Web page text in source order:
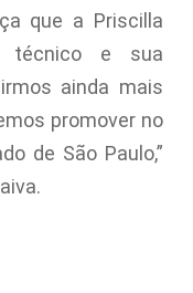
que a Priscilla
técnico e sua
ainda mais
promover no
de São Paulo,”